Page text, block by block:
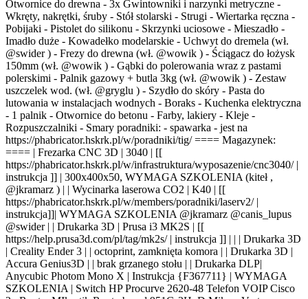
Otwornice do drewna - 3x Gwintowniki i narzynki metryczne -
Wkręty, nakrętki, śruby - Stół stolarski - Strugi - Wiertarka ręczna -
Pobijaki - Pistolet do silikonu - Skrzynki uciosowe - Mieszadło -
Imadło duże - Kowadełko modelarskie - Uchwyt do dremela (wł.
@swider ) - Frezy do drewna (wł. @wowik ) - Ściągacz do łożysk
150mm (wł. @wowik ) - Gąbki do polerowania wraz z pastami
polerskimi - Palnik gazowy + butla 3kg (wł. @wowik ) - Zestaw
uszczelek wod. (wł. @gryglu ) - Szydło do skóry - Pasta do
lutowania w instalacjach wodnych - Boraks - Kuchenka elektryczna
- 1 palnik - Otwornice do betonu - Farby, lakiery - Kleje -
Rozpuszczalniki - Smary poradniki: - spawarka - jest na
https://phabricator.hskrk.pl/w/poradniki/tig/ ==== Magazynek:
==== | Frezarka CNC 3D | 3040 | [[
https://phabricator.hskrk.pl/w/infrastruktura/wyposazenie/cnc3040/ |
instrukcja ]] | 300x400x50, WYMAGA SZKOLENIA (kiteł ,
@jkramarz ) | | Wycinarka laserowa CO2 | K40 | [[
https://phabricator.hskrk.pl/w/members/poradniki/laserv2/ |
instrukcja]]| WYMAGA SZKOLENIA @jkramarz @canis_lupus
@swider | | Drukarka 3D | Prusa i3 MK2S | [[
https://help.prusa3d.com/pl/tag/mk2s/ | instrukcja ]] | | | Drukarka 3D
| Creality Ender 3 | | octoprint, zamknięta komora | | Drukarka 3D |
Accura Genius3D | | brak grzanego stołu | | Drukarka DLP|
Anycubic Photom Mono X | Instrukcja {F367711} | WYMAGA
SZKOLENIA | Switch HP Procurve 2620-48 Telefon VOIP Cisco